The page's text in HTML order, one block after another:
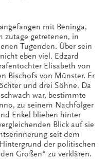
mit Beninga,
zutage getretenen, in
Tugenden. Über sein
eben viel. Edzard
Elisabeth von
Bischofs von Münster. Er
und drei Söhne. Da
war, bestimmte
zu seinem Nachfolger
Enkel blieben hinter
Blick auf sie
seit dem
der politischen
Großen“ zu verklären.